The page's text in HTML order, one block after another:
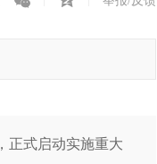
正式启动实施重大